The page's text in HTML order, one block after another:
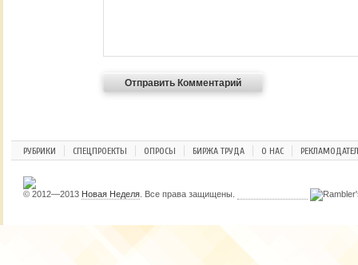
РУБРИКИ СПЕЦПРОЕКТЫ ОПРОСЫ БИРЖА ТРУДА О НАС
© 2012—2013 Новая Неделя . Все права защищены.